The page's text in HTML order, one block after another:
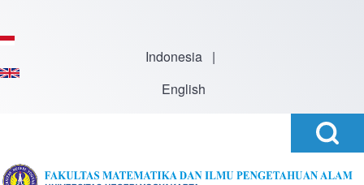
Indonesia |
English
Search
Block